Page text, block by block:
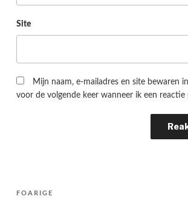
Site
Mijn naam, e-mailadres en site bewaren
voor de volgende keer wanneer ik een reactie
Berichtnavigatie
Folgjende
FOARIGE